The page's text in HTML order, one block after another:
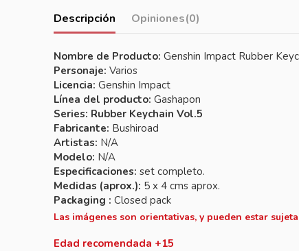
Descripción Opiniones(0)
Nombre de Producto: Genshin Impact Rubber
Personaje: Varios
Licencia: Genshin Impact
Línea del producto: Gashapon
Series: Rubber Keychain Vol.5
Fabricante: Bushiroad
Artistas: N/A
Modelo: N/A
Especificaciones:set completo.
Medidas (aprox.): 5 x 4 cms aprox.
Packaging : Closed pack
Las imágenes son orientativas, y pueden estar
Edad recomendada +15